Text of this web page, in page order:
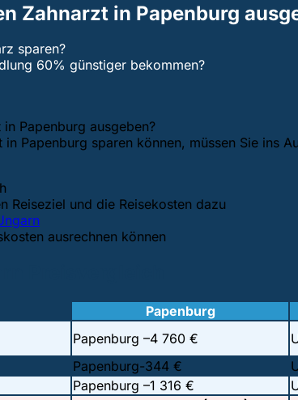
Zahnarzt in Papenburg
sparen?
60% günstiger bekommen?
Papenburg ausgeben?
Papenburg sparen können, müssen Sie ins
Reiseziel und die Reisekosten dazu
ausrechnen können
Papenburg
Papenburg –4 760 €
Papenburg-344 €
Papenburg –1 316 €